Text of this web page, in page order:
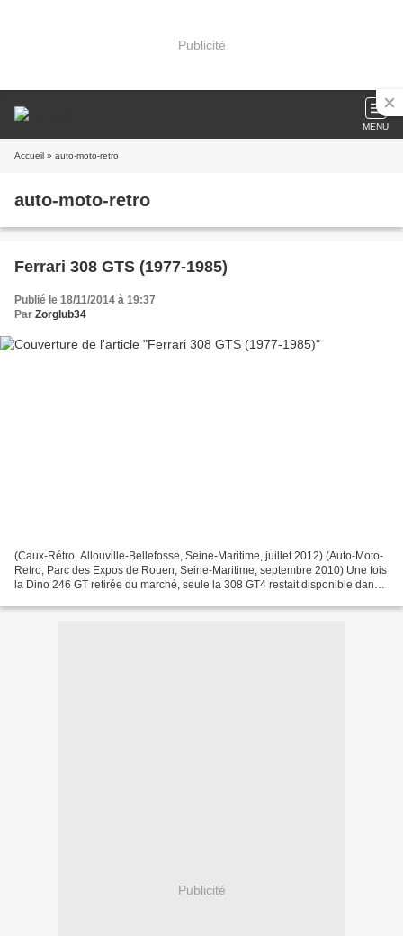
Publicité
MENU
Accueil » auto-moto-retro
auto-moto-retro
Ferrari 308 GTS (1977-1985)
Publié le 18/11/2014 à 19:37
Par Zorglub34
(Caux-Rétro, Allouville-Bellefosse, Seine-Maritime, juillet 2012) (Auto-Moto-
Retro, Parc des Expos de Rouen, Seine-Maritime, septembre 2010) Une fois
la Dino 246 GT retirée du marché, seule la 308 GT4 restait disponible dans
Publicité